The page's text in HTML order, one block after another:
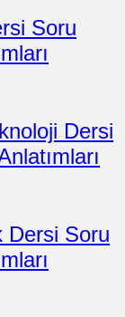
Soru
Dersi
Dersi Soru